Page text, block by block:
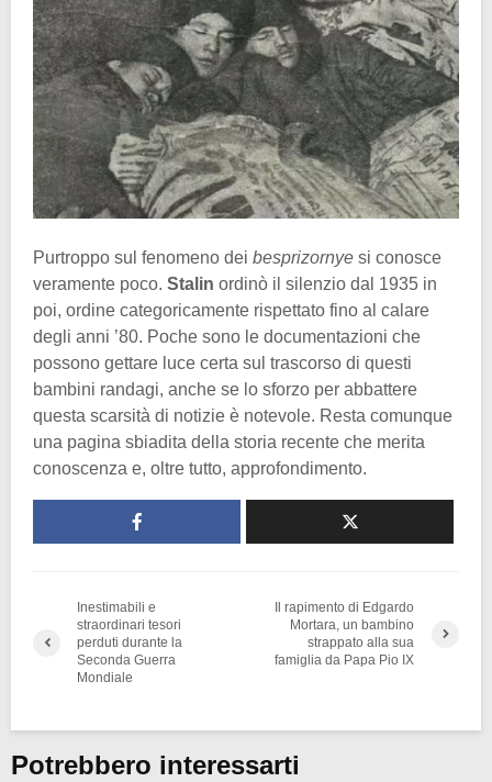
Purtroppo sul fenomeno dei besprizornye si conosce
veramente poco. Stalin ordinò il silenzio dal 1935 in
poi, ordine categoricamente rispettato fino al calare
degli anni ’80. Poche sono le documentazioni che
possono gettare luce certa sul trascorso di questi
bambini randagi, anche se lo sforzo per abbattere
questa scarsità di notizie è notevole. Resta comunque
una pagina sbiadita della storia recente che merita
conoscenza e, oltre tutto, approfondimento.
Inestimabili e
straordinari tesori
perduti durante la
Seconda Guerra
Mondiale
Il rapimento di Edgardo
Mortara, un bambino
strappato alla sua
famiglia da Papa Pio IX
Potrebbero interessarti